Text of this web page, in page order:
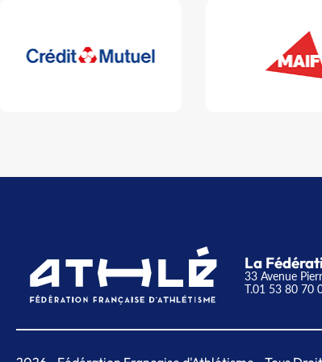
La
33 Avenue
T.01 53 80 70